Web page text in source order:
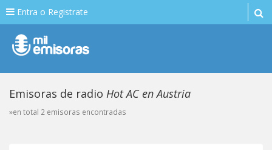
Entra o Registrate
Emisoras de radio Hot AC en Austria
»en total 2 emisoras encontradas